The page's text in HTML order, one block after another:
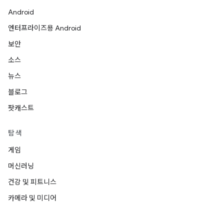
Android
엔터프라이즈용 Android
보안
소스
뉴스
블로그
팟캐스트
탐색
게임
머신러닝
건강 및 피트니스
카메라 및 미디어